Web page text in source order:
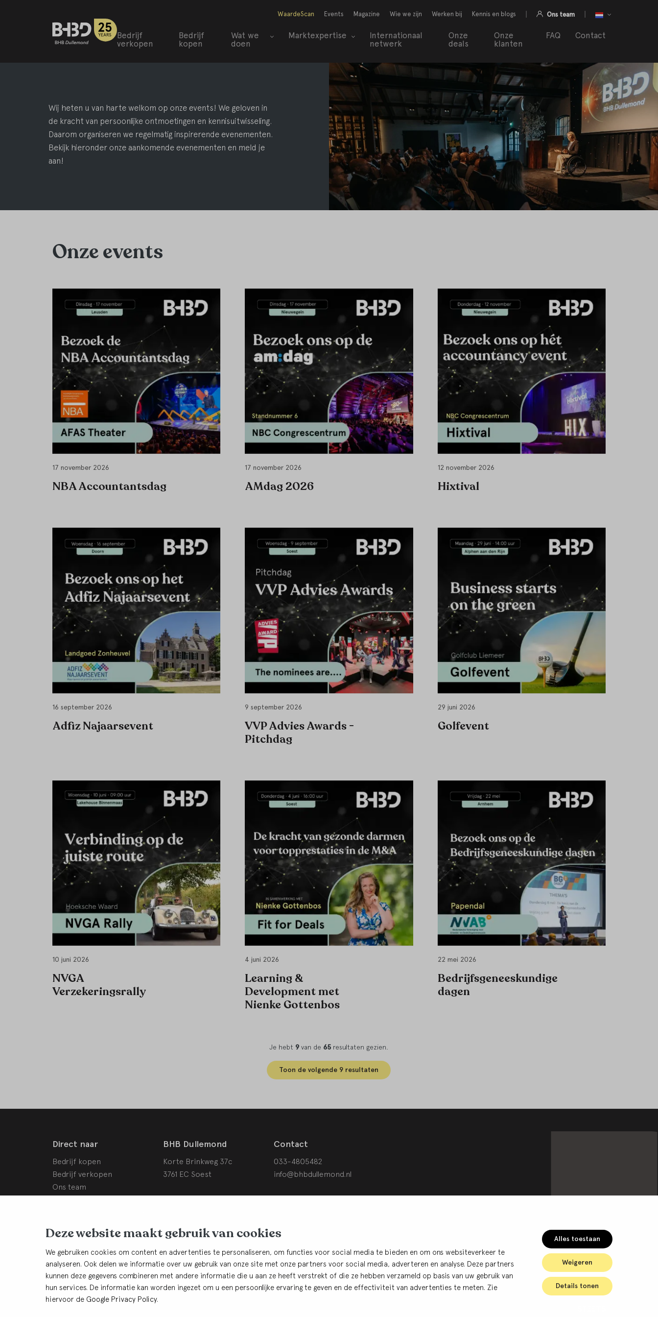
Deze website maakt gebruik van cookies
We gebruiken cookies om content en advertenties te personaliseren, om functies voor social media te bieden en om ons websiteverkeer te
analyseren. Ook delen we informatie over uw gebruik van onze site met onze partners voor social media, adverteren en analyse. Deze partners
kunnen deze gegevens combineren met andere informatie die u aan ze heeft verstrekt of die ze hebben verzameld op basis van uw gebruik van
hun services. De informatie kan worden ingezet om u een persoonlijke ervaring te geven en de effectiviteit van advertenties te meten. Zie
hiervoor de Google Privacy Policy.
Alles toestaan
Weigeren
Details tonen
Bedrijf
verkopen
Bedrijf
kopen
Wat we
doen
Marktexpertise
Internationaal
netwerk
Onze
deals
Onze
klanten
FAQ Contact
WaardeScan Events Magazine Wie we zijn Werken bij Kennis en blogs Ons team
Wij heten u van harte welkom op onze events! We geloven in
de kracht van persoonlijke ontmoetingen en kennisuitwisseling.
Daarom organiseren we regelmatig inspirerende evenementen.
Bekijk hieronder onze aankomende evenementen en meld je
aan!
Onze events
17 november 2026
NBA Accountantsdag
17 november 2026
AMdag 2026
12 november 2026
Hixtival
16 september 2026
Adfiz Najaarsevent
9 september 2026
VVP Advies Awards -
Pitchdag
29 juni 2026
Golfevent
10 juni 2026
NVGA
Verzekeringsrally
4 juni 2026
Learning &
Development met
Nienke Gottenbos
22 mei 2026
Bedrijfsgeneeskundige
dagen
Je hebt 9 van de 65 resultaten gezien.
Toon de volgende 9 resultaten
Direct naar
Bedrijf kopen
Bedrijf verkopen
Ons team
Onze purpose
Onze vacatures
BHB Dullemond
Korte Brinkweg 37c
3761 EC Soest
Contact
033-4805482
info@bhbdullemond.nl
Blijf op de hoogte: Aanmelden nieuwsbrief